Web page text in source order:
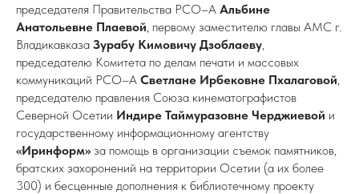
председателя Правительства РСО–А Альбине
Анатольевне Плаевой, первому заместителю главы АМС г.
Владикавказа Зурабу Кимовичу Дзоблаеву,
председателю Комитета по делам печати и массовых
коммуникаций РСО–А Светлане Ирбековне Пхалаговой,
председателю правления Союза кинематографистов
Северной Осетии Индире Таймуразовне Черджиевой и
государственному информационному агентству
«Иринформ» за помощь в организации съемок памятников,
братских захоронений на территории Осетии (а их более
300) и бесценные дополнения к библиотечному проекту